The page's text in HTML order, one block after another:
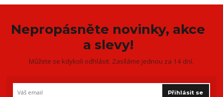
Nepropásněte novinky, akce
a slevy!
Můžete se kdykoli odhlásit. Zasíláme jednou za 14 dní.
Přihlásit se